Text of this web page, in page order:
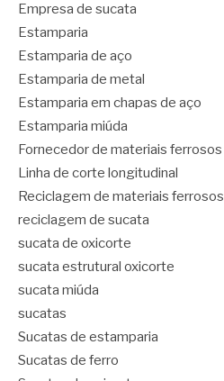
Empresa de sucata
Estamparia
Estamparia de aço
Estamparia de metal
Estamparia em chapas de aço
Estamparia miúda
Fornecedor de materiais ferrosos
Linha de corte longitudinal
Reciclagem de materiais ferrosos
reciclagem de sucata
sucata de oxicorte
sucata estrutural oxicorte
sucata miúda
sucatas
Sucatas de estamparia
Sucatas de ferro